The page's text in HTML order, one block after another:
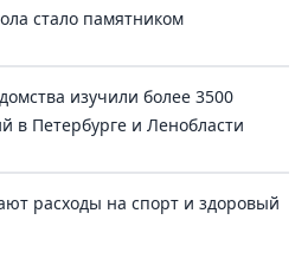
стало памятником
изучили более 3500
в Петербурге и Ленобласти
расходы на спорт и здоровый